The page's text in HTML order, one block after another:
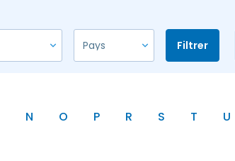
Filtrer
N O P R S T U